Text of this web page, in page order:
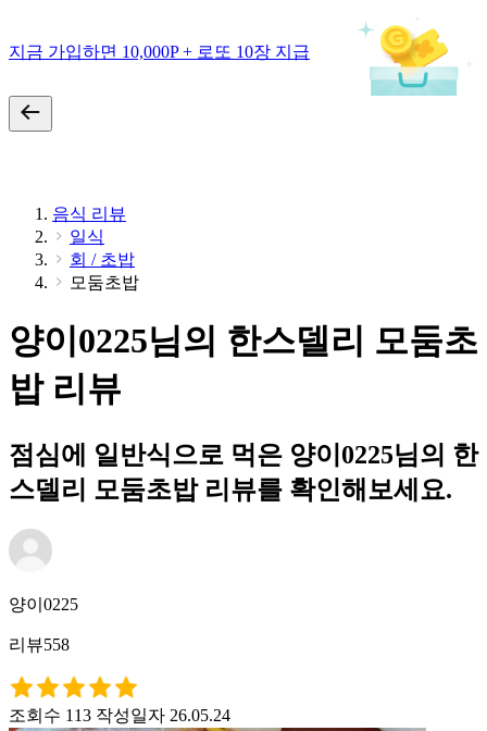
지금 가입하면 10,000P + 로또 10장 지급
음식 리뷰
일식
회 / 초밥
모둠초밥
양이0225님의 한스델리 모둠초
밥 리뷰
점심에 일반식으로 먹은 양이0225님의 한
스델리 모둠초밥 리뷰를 확인해보세요.
양이0225
리뷰558
조회수 113 작성일자 26.05.24